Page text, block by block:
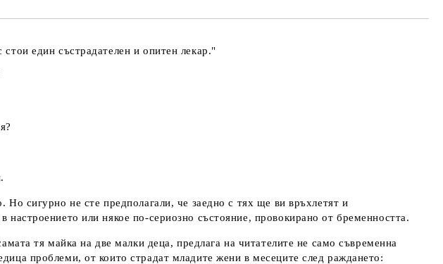
един състрадателен и опитен лекар."
сигурно не сте предполагали, че заедно с тях ще ви връхлетят и
или някое по-сериозно състояние, провокирано от бременността.
тя майка на две малки деца, предлага на читателите не само съвременна
проблеми, от които страдат младите жени в месеците след раждането: